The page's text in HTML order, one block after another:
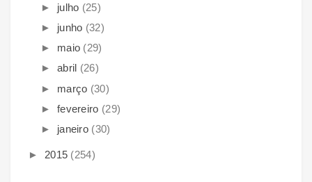
► julho (25)
► junho (32)
► maio (29)
► abril (26)
► março (30)
► fevereiro (29)
► janeiro (30)
► 2015 (254)